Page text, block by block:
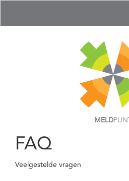
MELDPUNT
FAQ
Veelgestelde vragen